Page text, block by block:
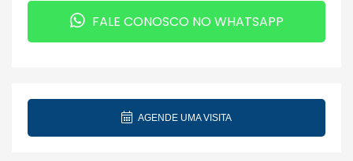
FALE CONOSCO NO WHATSAPP
AGENDE UMA VISITA